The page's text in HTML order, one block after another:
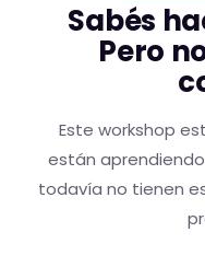
Sabés
Pero
Este workshop
están
todavía no tienen